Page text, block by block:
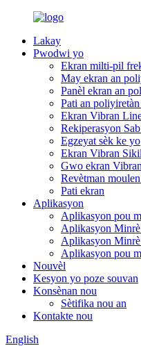
Lakay
Pwodwi yo
Ekran milti-pil
May ekran an
Panèl ekran an
Pati an
Ekran Vibran
Rekiperasyon
Egzeyat sèk ke yo
Ekran Vibran
Gwo ekran
Revètman
Pati ekran
Aplikasyon
Aplikasyon pou
Aplikasyon
Aplikasyon
Aplikasyon pou
Nouvèl
Kesyon yo poze souvan
Konsènan nou
Sètifika nou an
Kontakte nou
English